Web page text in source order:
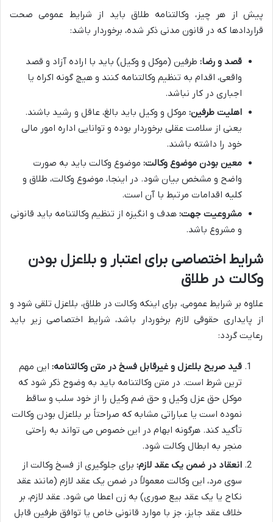
پیش از هر چیز، وکالتنامه طلاق باید از شرایط عمومی صحت
قراردادها که در قانون مدنی ذکر شده، برخوردار باشد:
قصد و رضا: طرفین (موکل و وکیل) باید با اراده آزاد و قصد
واقعی، اقدام به تنظیم وکالتنامه کنند و هیچ گونه اکراه یا
اجباری در کار نباشد.
اهلیت طرفین: موکل و وکیل باید بالغ، عاقل و رشید باشند.
یعنی از سلامت عقلی برخوردار بوده و توانایی اداره امور مالی
خود را داشته باشند.
معین بودن موضوع وکالت: موضوع وکالت باید به صورت
واضح و مشخص بیان شود. در اینجا، موضوع وکالت، طلاق و
کلیه اقدامات مرتبط با آن است.
مشروعیت جهت: هدف و انگیزه از تنظیم وکالتنامه باید قانونی
و مشروع باشد.
شرایط اختصاصی برای اعتبار و بلاعزل بودن
وکالت در طلاق
علاوه بر شرایط عمومی، برای اینکه وکالت در طلاق، بلاعزل تلقی شود و
از پایداری حقوقی لازم برخوردار باشد، شرایط اختصاصی زیر باید
رعایت گردد:
قید صریح بلاعزل و غیرقابل فسخ در متن وکالتنامه: این مهم
ترین شرط است. در متن وکالتنامه باید به وضوح ذکر شود که
موکل حق عزل وکیل و حق ضم وکیل را از خود سلب و ساقط
نموده است یا عباراتی مشابه که صراحتاً بر بلاعزل بودن وکالت
تأکید کند. هرگونه ابهام در این خصوص می تواند به راحتی
منجر به ابطال وکالت شود.
انعقاد در ضمن یک عقد لازم: برای جلوگیری از فسخ وکالت از
سوی مرد، این وکالت معمولاً در ضمن یک عقد لازم (مانند عقد
نکاح یا یک عقد بیع صوری) به زن اعطا می شود. عقد لازم، بر
خلاف عقد جایز، جز با موارد قانونی خاص یا توافق طرفین قابل